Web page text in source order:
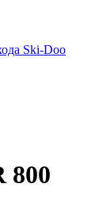
Ski-Doo
800